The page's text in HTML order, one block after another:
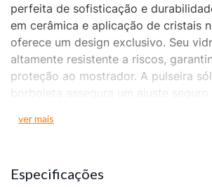
perfeita de sofisticação e
em cerâmica e aplicação de cristais
oferece um design exclusivo. Seu
altamente resistente a riscos,
proteção ao mostrador. A pulseira
borboleta assegura um ajuste seguro
um acessório versátil e de alta
ver mais
Especificações